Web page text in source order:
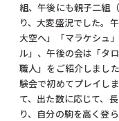
組、午後にも親子二組
り、大変盛況でした。
大空へ」「マラケシュ
ル」、午後の会は「タ
職人」をご紹介しまし
験会で初めてプレイし
て、出た数に応じて、
り、自分の駒を高く登